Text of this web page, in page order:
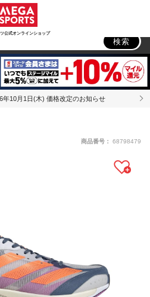
ツ公式オンラインショップ
検索
年10月1日(木) 価格改定のお知らせ
商品番号： 68798479